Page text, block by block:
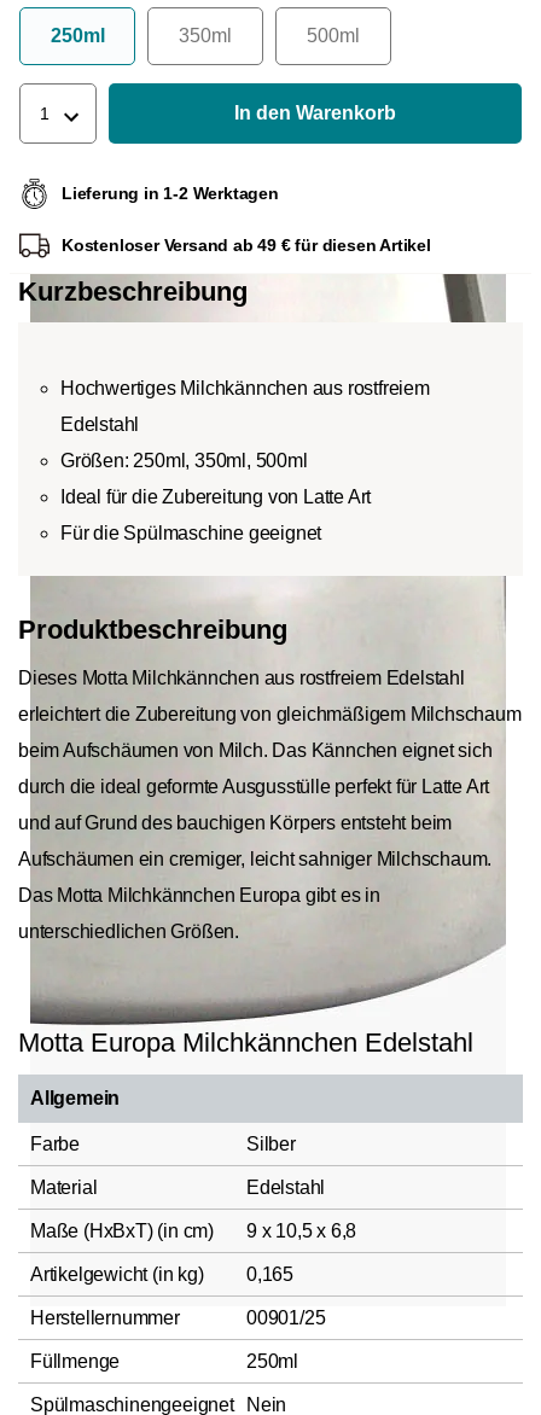
250ml 350ml 500ml
1 In den Warenkorb
Lieferung in 1-2 Werktagen
Kostenloser Versand ab 49 € für diesen Artikel
Kurzbeschreibung
Hochwertiges Milchkännchen aus rostfreiem
Edelstahl
Größen: 250ml, 350ml, 500ml
Ideal für die Zubereitung von Latte Art
Für die Spülmaschine geeignet
Produktbeschreibung
Dieses Motta Milchkännchen aus rostfreiem Edelstahl
erleichtert die Zubereitung von gleichmäßigem Milchschaum
beim Aufschäumen von Milch. Das Kännchen eignet sich
durch die ideal geformte Ausgusstülle perfekt für Latte Art
und auf Grund des bauchigen Körpers entsteht beim
Aufschäumen ein cremiger, leicht sahniger Milchschaum.
Das Motta Milchkännchen Europa gibt es in
unterschiedlichen Größen.
Motta Europa Milchkännchen Edelstahl
Allgemein
Farbe Silber
Material Edelstahl
Maße (HxBxT) (in cm) 9 x 10,5 x 6,8
Artikelgewicht (in kg) 0,165
Herstellernummer 00901/25
Füllmenge 250ml
Spülmaschinengeeignet Nein